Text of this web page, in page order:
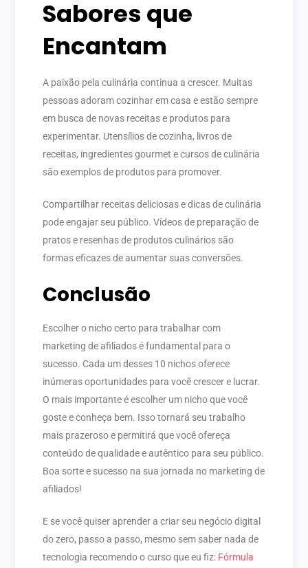
Sabores que
Encantam
A paixão pela culinária continua a crescer. Muitas
pessoas adoram cozinhar em casa e estão sempre
em busca de novas receitas e produtos para
experimentar. Utensílios de cozinha, livros de
receitas, ingredientes gourmet e cursos de culinária
são exemplos de produtos para promover.
Compartilhar receitas deliciosas e dicas de culinária
pode engajar seu público. Vídeos de preparação de
pratos e resenhas de produtos culinários são
formas eficazes de aumentar suas conversões.
Conclusão
Escolher o nicho certo para trabalhar com
marketing de afiliados é fundamental para o
sucesso. Cada um desses 10 nichos oferece
inúmeras oportunidades para você crescer e lucrar.
O mais importante é escolher um nicho que você
goste e conheça bem. Isso tornará seu trabalho
mais prazeroso e permitirá que você ofereça
conteúdo de qualidade e autêntico para seu público.
Boa sorte e sucesso na sua jornada no marketing de
afiliados!
E se você quiser aprender a criar seu negócio digital
do zero, passo a passo, mesmo sem saber nada de
tecnologia recomendo o curso que eu fiz: Fórmula